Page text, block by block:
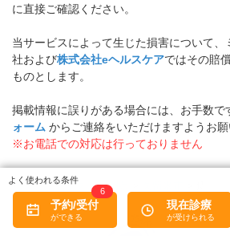
に直接ご確認ください。
当サービスによって生じた損害について、
社および株式会社eヘルスケアではその賠
ものとします。
掲載情報に誤りがある場合には、お手数で
ォーム からご連絡をいただけますようお願
※お電話での対応は行っておりません
病院なびトップ >福岡県
予約/受付
6
現在診療